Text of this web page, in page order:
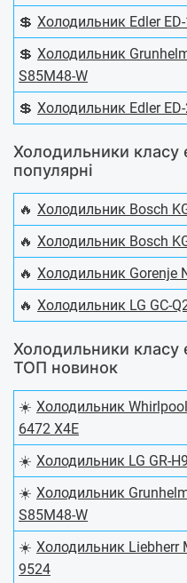
💲 Холодильник Edler
💲 Холодильник
S85M48-W
💲 Холодильник Edler
Холодильники класу
популярні
🔥 Холодильник Bosch
🔥 Холодильник Bosch
🔥 Холодильник Gorenje
🔥 Холодильник LG GC-
Холодильники класу
ТОП новинок
☀️ Холодильник
6472 X4E
☀️ Холодильник LG GR-
☀️ Холодильник
S85M48-W
☀️ Холодильник Liebherr
9524